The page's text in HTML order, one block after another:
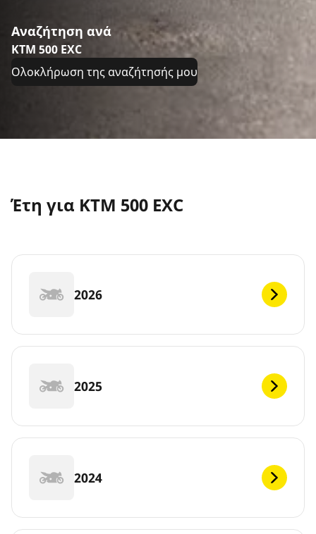
Αναζήτηση ανά
KTM 500 EXC
Ολοκλήρωση της αναζήτησής μου
Έτη για KTM 500 EXC
2026
2025
2024